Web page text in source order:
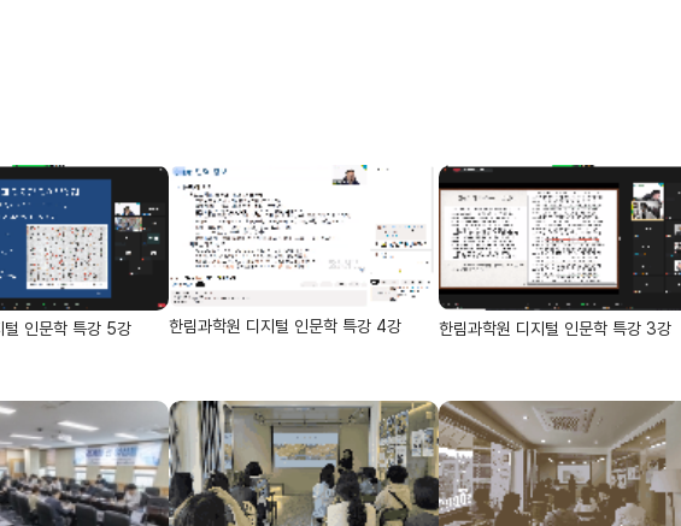
털 인문학 특강 5강 한림과학원 디지털 인문학 특강 4강 한림과학원 디지털 인문학 특강 3강